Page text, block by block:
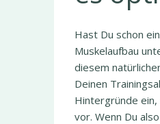
Hast Du schon
Muskelaufbau
diesem
Deinen
Hintergründe
vor. Wenn Du